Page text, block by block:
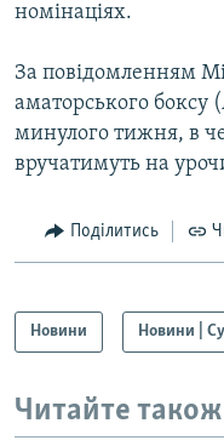
номінаціях.
За повідомленням
аматорського боксу
минулого тижня, в
вручатимуть на
Поділитись
Новини Новини |
Читайте також